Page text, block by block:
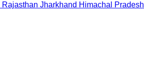
Rajasthan Jharkhand Himachal Pradesh